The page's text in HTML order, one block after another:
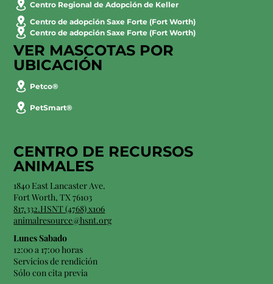
Centro Regional de Adopción de Keller
Centro de adopción Saxe Forte (Fort Worth)
Centro de adopción Saxe Forte (Fort Worth)
VER MASCOTAS POR
UBICACIÓN
Petco®
PetSmart®
CENTRO DE RECURSOS
ANIMALES
1840 East Lancaster Ave.
Fort Worth, TX 76103
817.332.HSNT (4768) x106
animalresource@hsnt.org
Lunes Sabado
12:00 a 17:00 horas
Servicios de rendición
Sólo con cita previa